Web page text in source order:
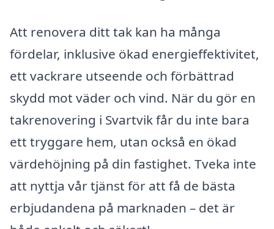
Att renovera ditt tak kan ha många
fördelar, inklusive ökad energieffektivitet,
ett vackrare utseende och förbättrad
skydd mot väder och vind. När du gör en
takrenovering i Svartvik får du inte bara
ett tryggare hem, utan också en ökad
värdehöjning på din fastighet. Tveka inte
att nyttja vår tjänst för att få de bästa
erbjudandena på marknaden – det är